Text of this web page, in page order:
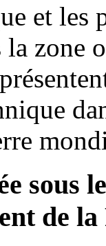
et les
zone
sous
de